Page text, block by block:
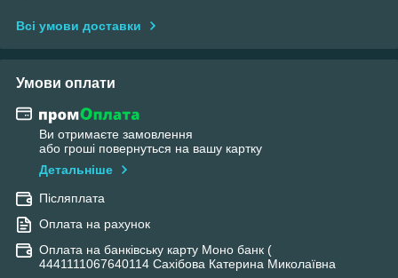
Всі умови доставки
Умови оплати
Ви отримаєте замовлення
або гроші повернуться на вашу картку
Детальніше
Післяплата
Оплата на рахунок
Оплата на банківську карту Моно банк (
4441111067640114 Сахібова Катерина Миколаївна